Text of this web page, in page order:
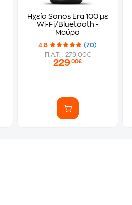
Ηχείο Sonos Era 100 με
Wi-Fi/Bluetooth -
Μαύρο
4.8
(70)
Π.Λ.Τ. : 279.00€
229,00€